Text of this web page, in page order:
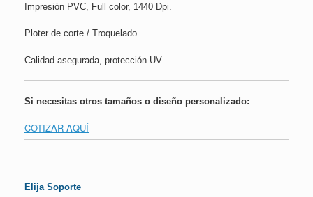
Impresión PVC, Full color, 1440 Dpi.
Ploter de corte / Troquelado.
Calidad asegurada, protección UV.
Si necesitas otros tamaños o diseño personalizado:
COTIZAR AQUÍ
Elija Soporte